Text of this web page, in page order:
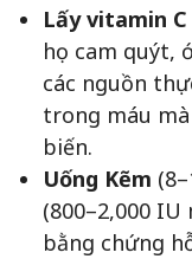
Lấy vitamin
họ cam quýt,
các nguồn
trong máu
biến.
Uống Kẽm
(800–2,000
bằng chứng